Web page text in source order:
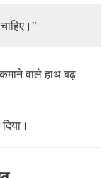
वाले हाथ बढ़